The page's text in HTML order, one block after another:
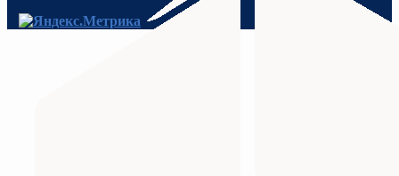
МИНИСТЕРСТВО ПРОСВЕЩЕНИЯ